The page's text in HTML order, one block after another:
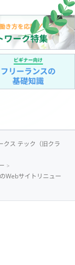
クス テック（旧クラ
Webサイトリニュー